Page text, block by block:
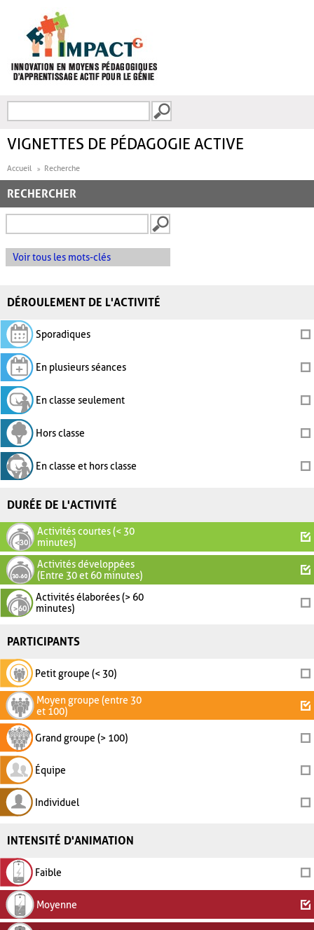
FORMULAIRE DE
VIGNETTES DE PÉDAGOGIE ACTIVE
Accueil Recherche
RECHERCHER
Voir tous les mots-clés
DÉROULEMENT DE L'ACTIVITÉ
Sporadiques
En plusieurs séances
En classe seulement
Hors classe
En classe et hors classe
DURÉE DE L'ACTIVITÉ
Activités courtes (< 30
minutes)
Activités développées
(Entre 30 et 60 minutes)
Activités élaborées (> 60
minutes)
PARTICIPANTS
Petit groupe (< 30)
Moyen groupe (entre 30
et 100)
Grand groupe (> 100)
Équipe
Individuel
INTENSITÉ D'ANIMATION
Faible
Moyenne